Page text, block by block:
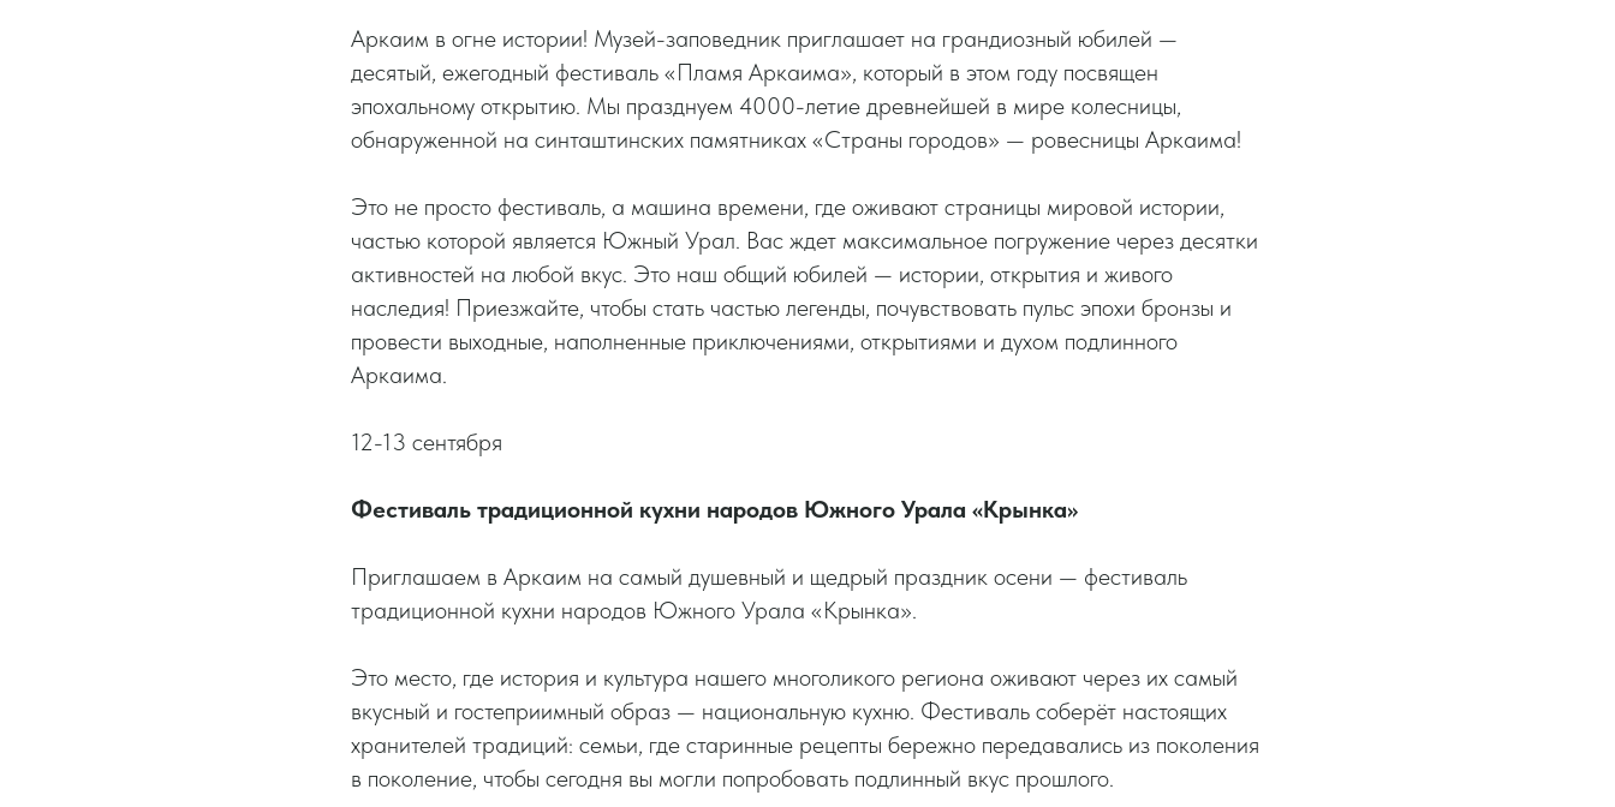
Аркаим в огне истории! Музей-заповедник приглашает на грандиозный юбилей —
десятый, ежегодный фестиваль «Пламя Аркаима», который в этом году посвящен
эпохальному открытию. Мы празднуем 4000-летие древнейшей в мире колесницы,
обнаруженной на синташтинских памятниках «Страны городов» — ровесницы Аркаима!
Это не просто фестиваль, а машина времени, где оживают страницы мировой истории,
частью которой является Южный Урал. Вас ждет максимальное погружение через десятки
активностей на любой вкус. Это наш общий юбилей — истории, открытия и живого
наследия! Приезжайте, чтобы стать частью легенды, почувствовать пульс эпохи бронзы и
провести выходные, наполненные приключениями, открытиями и духом подлинного
Аркаима.
12-13 сентября
Фестиваль традиционной кухни народов Южного Урала «Крынка»
Приглашаем в Аркаим на самый душевный и щедрый праздник осени — фестиваль
традиционной кухни народов Южного Урала «Крынка».
Это место, где история и культура нашего многоликого региона оживают через их самый
вкусный и гостеприимный образ — национальную кухню. Фестиваль соберёт настоящих
хранителей традиций: семьи, где старинные рецепты бережно передавались из поколения
в поколение, чтобы сегодня вы могли попробовать подлинный вкус прошлого.